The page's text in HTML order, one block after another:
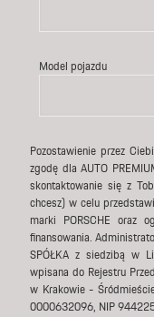
Model pojazdu
Pozostawienie przez
zgodę dla AUTO
skontaktowanie się z
chcesz) w celu
marki PORSCHE oraz
finansowania.
SPÓŁKA z siedzibą w
wpisana do Rejestru
w Krakowie -
0000632096, NIP